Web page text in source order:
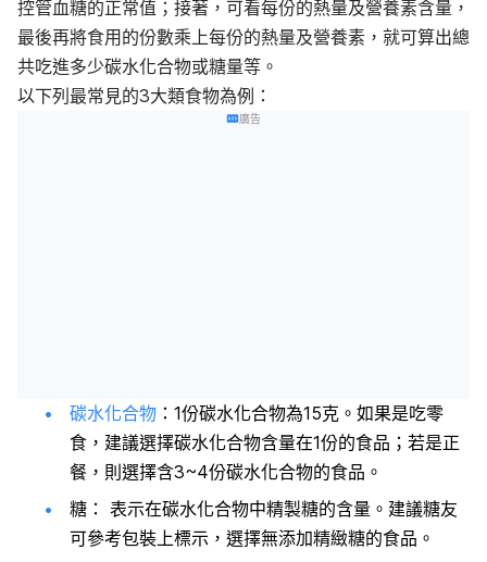
控管血糖的正常值；接著，可看每份的熱量及營養素含量，
最後再將食用的份數乘上每份的熱量及營養素，就可算出總
共吃進多少碳水化合物或糖量等。
以下列最常見的3大類食物為例：
廣告
碳水化合物 ：1份碳水化合物為15克。如果是吃零
食，建議選擇碳水化合物含量在1份的食品；若是正
餐，則選擇含3~4份碳水化合物的食品。
糖： 表示在碳水化合物中精製糖的含量。建議糖友
可參考包裝上標示，選擇無添加精緻糖的食品。